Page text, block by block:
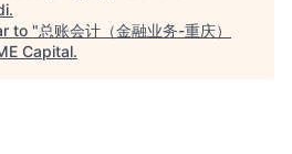
.
to "总账会计（金融业务-重庆）
Capital.